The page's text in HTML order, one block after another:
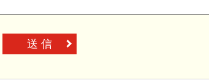
送 信